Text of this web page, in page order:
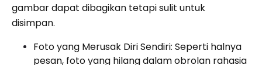
gambar dapat dibagikan tetapi sulit untuk
disimpan.
Foto yang Merusak Diri Sendiri: Seperti halnya
pesan, foto yang hilang dalam obrolan rahasia